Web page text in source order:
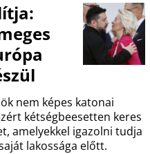
nem képes katonai
kétségbeesetten keres
amelyekkel igazolni tudja
lakossága előtt.